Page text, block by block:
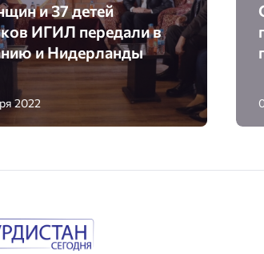
и 37 детей
ИГИЛ передали в
и Нидерланды
2022